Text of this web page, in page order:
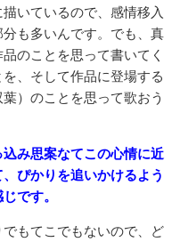
いているので、感情移入
も多いんです。でも、真
のことを思って書いてく
、そして作品に登場する
）のことを思って歌おう
み思案なてこの心情に近
ぴかりを追いかけるよう
です。
もてこでもないので、ど